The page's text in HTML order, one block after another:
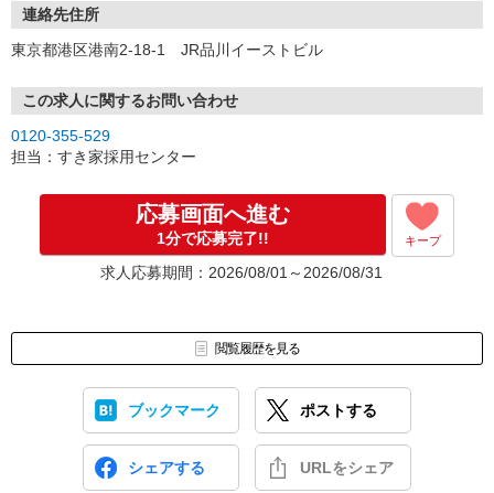
連絡先住所
東京都港区港南2-18-1 JR品川イーストビル
この求人に関するお問い合わせ
0120-355-529
担当：すき家採用センター
応募画面へ進む
1分で応募完了!! キープ
求人応募期間：2026/08/01～2026/08/31
閲覧履歴を見る
ブックマーク ポストする
シェアする URLをシェア